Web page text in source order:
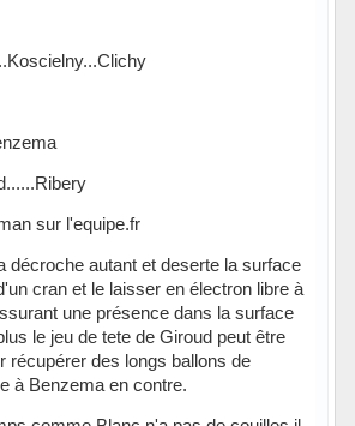
sur l'equipe.fr
décroche autant et deserte la surface
cran et le laisser en électron libre à
une présence dans la surface
le jeu de tete de Giroud peut être
récupérer des longs ballons de
à Benzema en contre.